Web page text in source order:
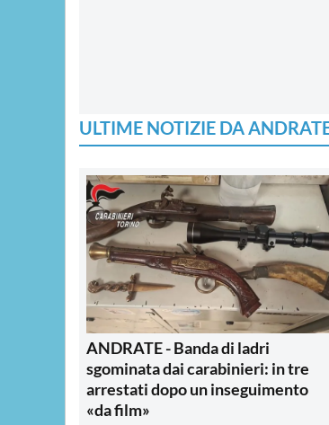
ULTIME NOTIZIE DA
ANDRATE - Banda di ladri
sgominata dai carabinieri: in tre
arrestati dopo un inseguimento
«da film»